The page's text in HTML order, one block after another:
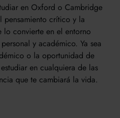
en Oxford o Cambridge
pensamiento crítico y la
convierte en el entorno
y académico. Ya sea
o la oportunidad de
en cualquiera de las
que te cambiará la vida.